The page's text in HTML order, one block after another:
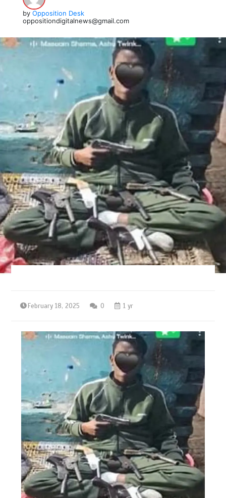
by Opposition Desk
oppositiondigitalnews@gmail.com
February 18, 2025 0 1 yr